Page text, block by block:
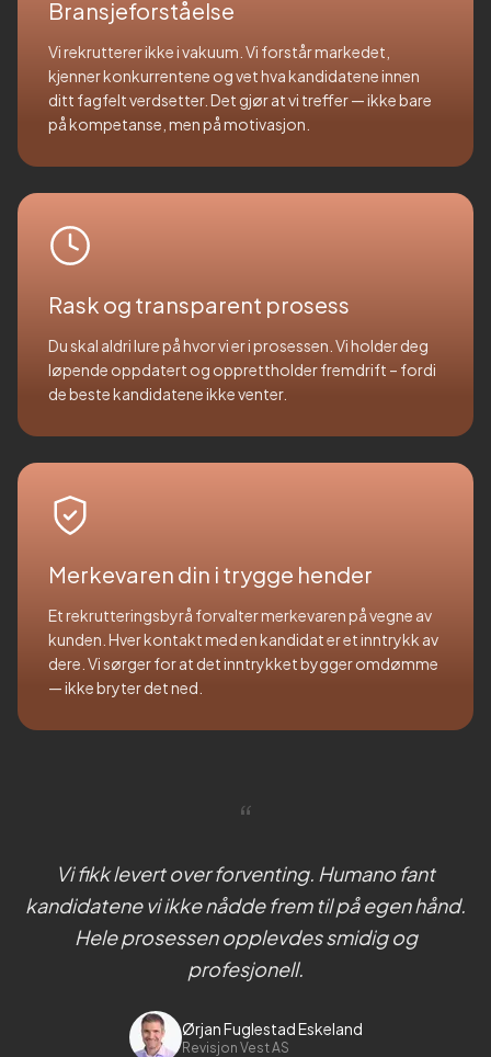
Bransjeforståelse
Vi rekrutterer ikke i vakuum. Vi forstår markedet,
kjenner konkurrentene og vet hva kandidatene innen
ditt fagfelt verdsetter. Det gjør at vi treffer — ikke bare
på kompetanse, men på motivasjon.
Rask og transparent prosess
Du skal aldri lure på hvor vi er i prosessen. Vi holder deg
løpende oppdatert og opprettholder fremdrift – fordi
de beste kandidatene ikke venter.
Merkevaren din i trygge hender
Et rekrutteringsbyrå forvalter merkevaren på vegne av
kunden. Hver kontakt med en kandidat er et inntrykk av
dere. Vi sørger for at det inntrykket bygger omdømme
— ikke bryter det ned.
“
Vi fikk levert over forventing. Humano fant
kandidatene vi ikke nådde frem til på egen hånd.
Hele prosessen opplevdes smidig og
profesjonell.
Ørjan Fuglestad Eskeland
Revisjon Vest AS